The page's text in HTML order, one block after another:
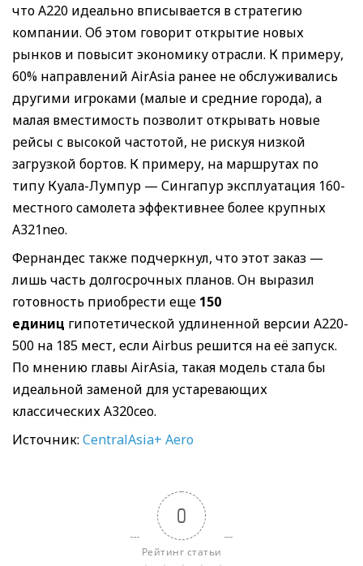
что A220 идеально вписывается в стратегию
компании. Об этом говорит открытие новых
рынков и повысит экономику отрасли. К примеру,
60% направлений AirAsia ранее не обслуживались
другими игроками (малые и средние города), а
малая вместимость позволит открывать новые
рейсы с высокой частотой, не рискуя низкой
загрузкой бортов. К примеру, на маршрутах по
типу Куала-Лумпур — Сингапур эксплуатация 160-
местного самолета эффективнее более крупных
A321neo.
Фернандес также подчеркнул, что этот заказ —
лишь часть долгосрочных планов. Он выразил
готовность приобрести еще 150
единиц гипотетической удлиненной версии A220-
500 на 185 мест, если Airbus решится на её запуск.
По мнению главы AirAsia, такая модель стала бы
идеальной заменой для устаревающих
классических A320ceo.
Источник: CentralAsia+ Aero
0
Рейтинг статьи